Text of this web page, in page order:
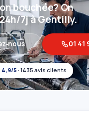
4,9/5 · 1435 avis clients
bouchée? On
7j à Gentilly.
01 41